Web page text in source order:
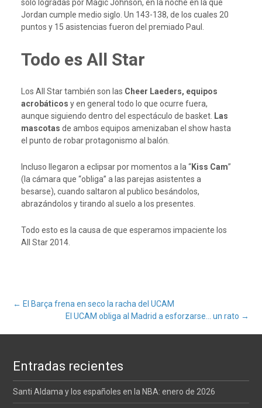
sólo logradas por Magic Johnson, en la noche en la que
Jordan cumple medio siglo. Un 143-138, de los cuales 20
puntos y 15 asistencias fueron del premiado Paul.
Todo es All Star
Los All Star también son las Cheer Laeders, equipos
acrobáticos y en general todo lo que ocurre fuera,
aunque siguiendo dentro del espectáculo de basket. Las
mascotas de ambos equipos amenizaban el show hasta
el punto de robar protagonismo al balón.
Incluso llegaron a eclipsar por momentos a la “Kiss Cam”
(la cámara que “obliga” a las parejas asistentes a
besarse), cuando saltaron al publico besándolos,
abrazándolos y tirando al suelo a los presentes.
Todo esto es la causa de que esperamos impaciente los
All Star 2014.
Navegación
entradas
← El Barça frena en seco la racha del UCAM
El UCAM obliga al Madrid a esforzarse… un rato →
Entradas recientes
Santi Aldama y los españoles en la NBA: enero de 2026